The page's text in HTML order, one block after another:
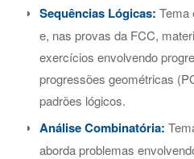
Sequências Lógicas: Tema
e, nas provas da FCC,
exercícios envolvendo
progressões geométricas
padrões lógicos.
Análise Combinatória:
aborda problemas